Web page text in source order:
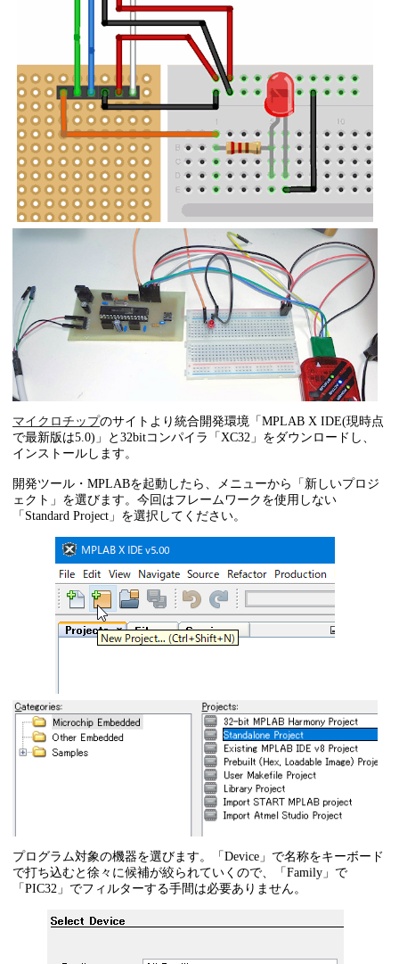
マイクロチップのサイトより統合開発環境「MPLAB X IDE(現時点
で最新版は5.0)」と32bitコンパイラ「XC32」をダウンロードし、
インストールします。
開発ツール・MPLABを起動したら、メニューから「新しいプロジ
ェクト」を選びます。今回はフレームワークを使用しない
「Standard Project」を選択してください。
プログラム対象の機器を選びます。「Device」で名称をキーボード
で打ち込むと徐々に候補が絞られていくので、「Family」で
「PIC32」でフィルターする手間は必要ありません。